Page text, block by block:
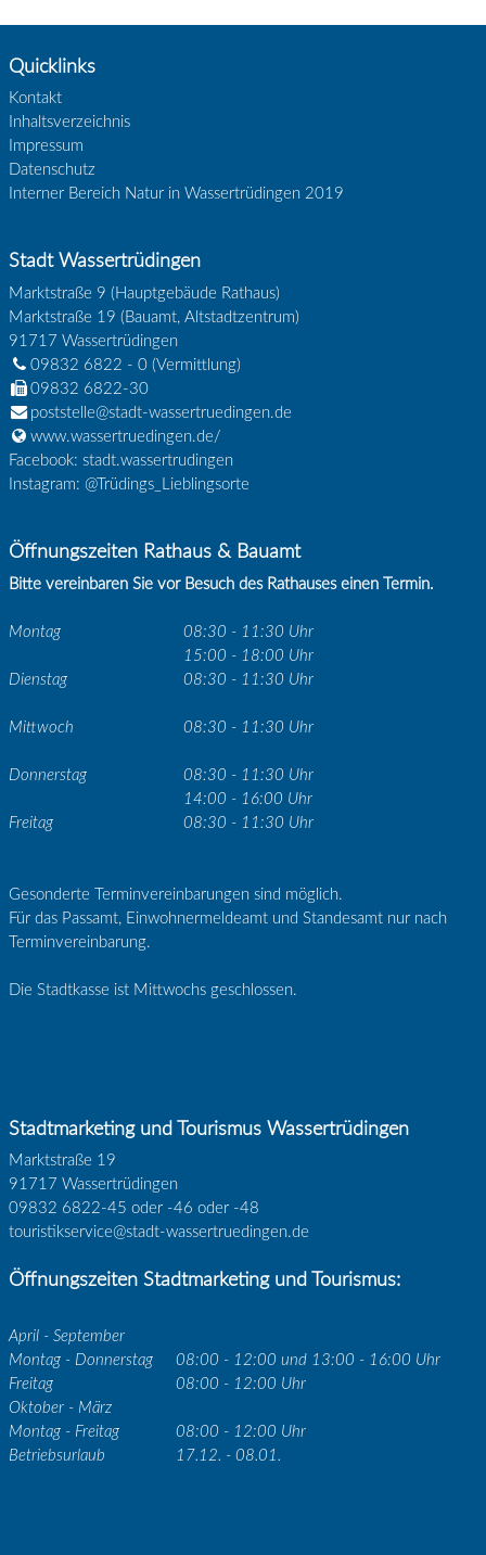
Quicklinks
Kontakt
Inhaltsverzeichnis
Impressum
Datenschutz
Interner Bereich Natur in Wassertrüdingen 2019
Stadt Wassertrüdingen
Marktstraße 9 (Hauptgebäude Rathaus)
Marktstraße 19 (Bauamt, Altstadtzentrum)
91717 Wassertrüdingen
09832 6822 - 0(Vermittlung)
09832 6822-30
poststelle@stadt-wassertruedingen.de
www.wassertruedingen.de/
Facebook: stadt.wassertrudingen
Instagram: @Trüdings_Lieblingsorte
Öffnungszeiten Rathaus & Bauamt
Bitte vereinbaren Sie vor Besuch des Rathauses einen Termin.
Montag
08:30 - 11:30 Uhr
15:00 - 18:00 Uhr
Dienstag
08:30 - 11:30 Uhr
Mittwoch 08:30 - 11:30 Uhr
Donnerstag
08:30 - 11:30 Uhr
14:00 - 16:00 Uhr
Freitag
08:30 - 11:30 Uhr
Gesonderte Terminvereinbarungen sind möglich.
Für das Passamt, Einwohnermeldeamt und Standesamt nur nach
Terminvereinbarung.
Die Stadtkasse ist Mittwochs geschlossen.
Stadtmarketing und Tourismus Wassertrüdingen
Marktstraße 19
91717 Wassertrüdingen
09832 6822-45 oder -46 oder -48
touristikservice@stadt-wassertruedingen.de
Öffnungszeiten Stadtmarketing und Tourismus:
April - September
Montag - Donnerstag
08:00 - 12:00 und 13:00 - 16:00 Uhr
Freitag
08:00 - 12:00 Uhr
Oktober - März
Montag - Freitag
08:00 - 12:00 Uhr
Betriebsurlaub
17.12. - 08.01.